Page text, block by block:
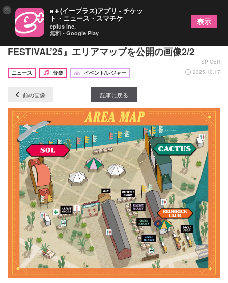
横浜赤レンガ倉庫で11月に開催 『LOCALGREEN
FESTIVAL’25』エリアマップを公開の画像2/2
SPICER
ニュース
音楽 イベント/レジャー 2025.10.17
前の画像 記事に戻る
× e＋(イープラス)アプリ - チケッ
ト・ニュース・スマチケ
eplus inc.
無料 - Google Play
表示